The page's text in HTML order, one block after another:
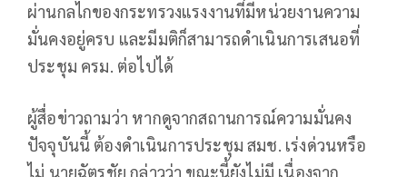
ผ่านกลไกของกระทรวงแรงงานที่มีหน่วยงานความ
มั่นคงอยู่ครบ และมีมติก็สามารถดำเนินการเสนอที่
ประชุม ครม. ต่อไปได้
ผู้สื่อข่าวถามว่า หากดูจากสถานการณ์ความมั่นคง
ปัจจุบันนี้ ต้องดำเนินการประชุม สมช. เร่งด่วนหรือ
ไม่ นายฉัตรชัย กล่าวว่า ขณะนี้ยังไม่มี เนื่องจาก